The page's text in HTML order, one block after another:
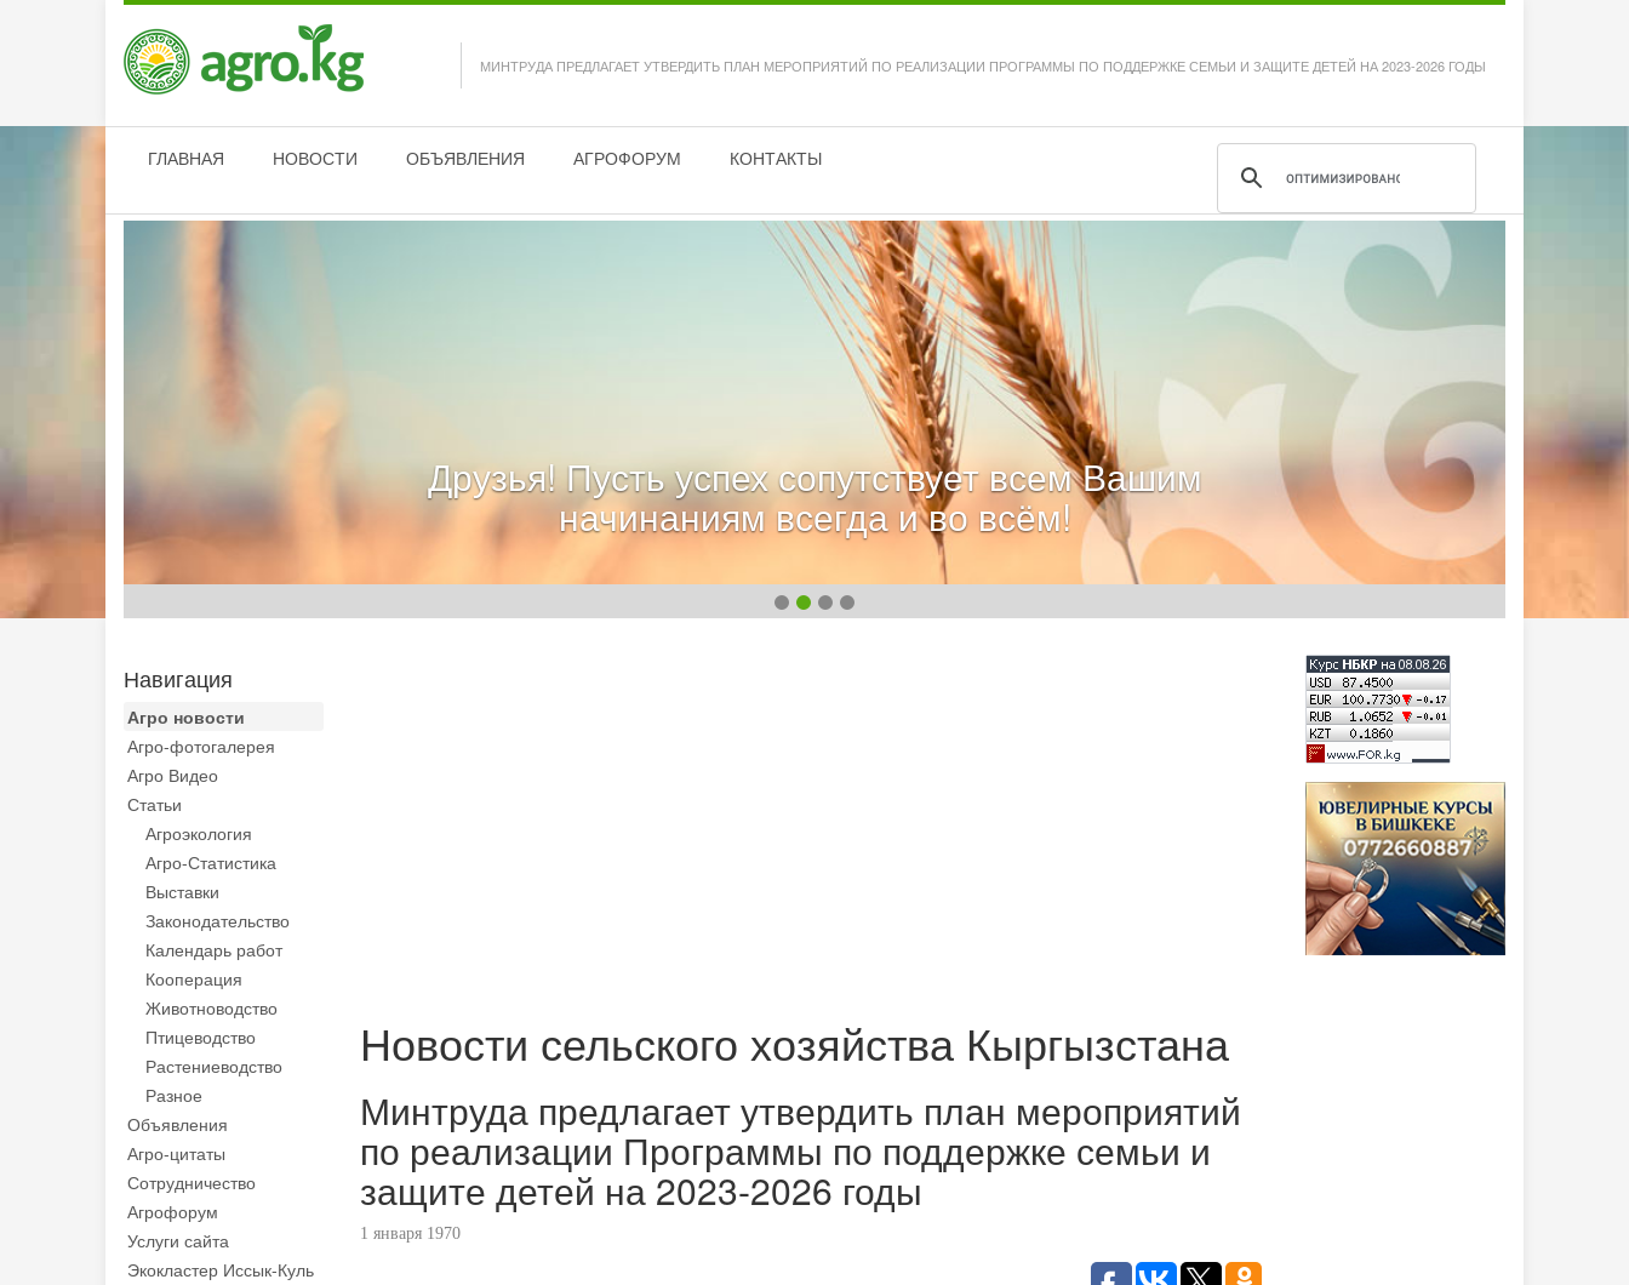
МИНТРУДА ПРЕДЛАГАЕТ УТВЕРДИТЬ ПЛАН МЕРОПРИЯТИЙ ПО РЕАЛИЗАЦИИ ПРОГРАММЫ ПО ПОДДЕРЖКЕ СЕМЬИ И ЗАЩИТЕ ДЕТЕЙ НА 2023-2026 ГОДЫ
ГЛАВНАЯ НОВОСТИ ОБЪЯВЛЕНИЯ АГРОФОРУМ КОНТАКТЫ
Друзья! Пусть успех сопутствует всем Вашим
начинаниям всегда и во всём!
Навигация
Агро новости
Агро-фотогалерея
Агро Видео
Статьи
Агроэкология
Агро-Статистика
Выставки
Законодательство
Календарь работ
Кооперация
Животноводство
Птицеводство
Растениеводство
Разное
Объявления
Агро-цитаты
Сотрудничество
Агрофорум
Услуги сайта
Экокластер Иссык-Куль
Новости сельского хозяйства Кыргызстана
Минтруда предлагает утвердить план мероприятий
по реализации Программы по поддержке семьи и
защите детей на 2023-2026 годы
1 января 1970